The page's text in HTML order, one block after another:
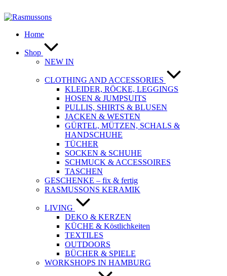
Inhalt
Home
Shop
NEW IN
CLOTHING AND ACCESSORIES
KLEIDER, RÖCKE, LEGGINGS
HOSEN & JUMPSUITS
PULLIS, SHIRTS & BLUSEN
JACKEN & WESTEN
GÜRTEL, MÜTZEN, SCHALS &
HANDSCHUHE
TÜCHER
SOCKEN & SCHUHE
SCHMUCK & ACCESSOIRES
TASCHEN
GESCHENKE – fix & fertig
RASMUSSONS KERAMIK
LIVING
DEKO & KERZEN
KÜCHE & Köstlichkeiten
TEXTILES
OUTDOORS
BÜCHER & SPIELE
WORKSHOPS IN HAMBURG